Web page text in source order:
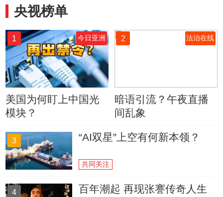
央视榜单
1 今日亚洲
美国为何盯上中国光
模块？
2 法治在线
暗语引流？午夜直播
间乱象
3 “AI双星”上空有何新本领？
共同关注
4 百年潮起 再现张謇传奇人生